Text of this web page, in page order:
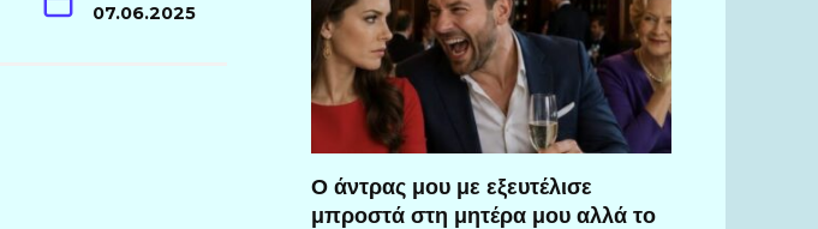
07.06.2025
Ο άντρας μου με εξευτέλισε
μπροστά στη μητέρα μου αλλά το